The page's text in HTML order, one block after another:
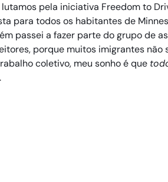
pela iniciativa Freedom to
para todos os habitantes de
passei a fazer parte do grupo de
porque muitos imigrantes não
coletivo, meu sonho é que